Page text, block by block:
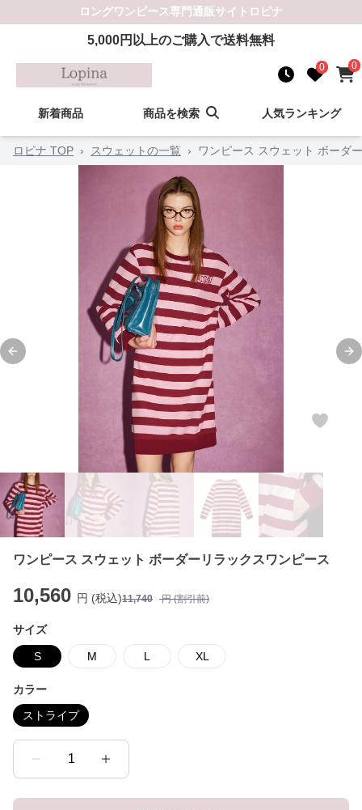
ロングワンピース専門通販サイト ロピナ
5,000円以上のご購入で送料無料
0 0
新着商品 商品を検索 人気ランキング
ロピナ TOP › スウェットの一覧 › ワンピース スウェット ボーダ
Previous slide
ワンピース スウェット ボーダーリラックスワンピース
10,560 円 (税込)11,740 円 (割引前)
サイズ
S M L XL
カラー
ストライプ
1